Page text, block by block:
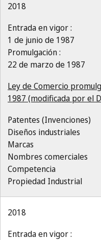
2018
Entrada en vigor :
1 de junio de 1987
Promulgación :
22 de marzo de 1987
Ley de Comercio
1987 (modificada por el
Patentes (Invenciones)
Diseños industriales
Marcas
Nombres comerciales
Competencia
Propiedad Industrial
2018
Entrada en vigor :